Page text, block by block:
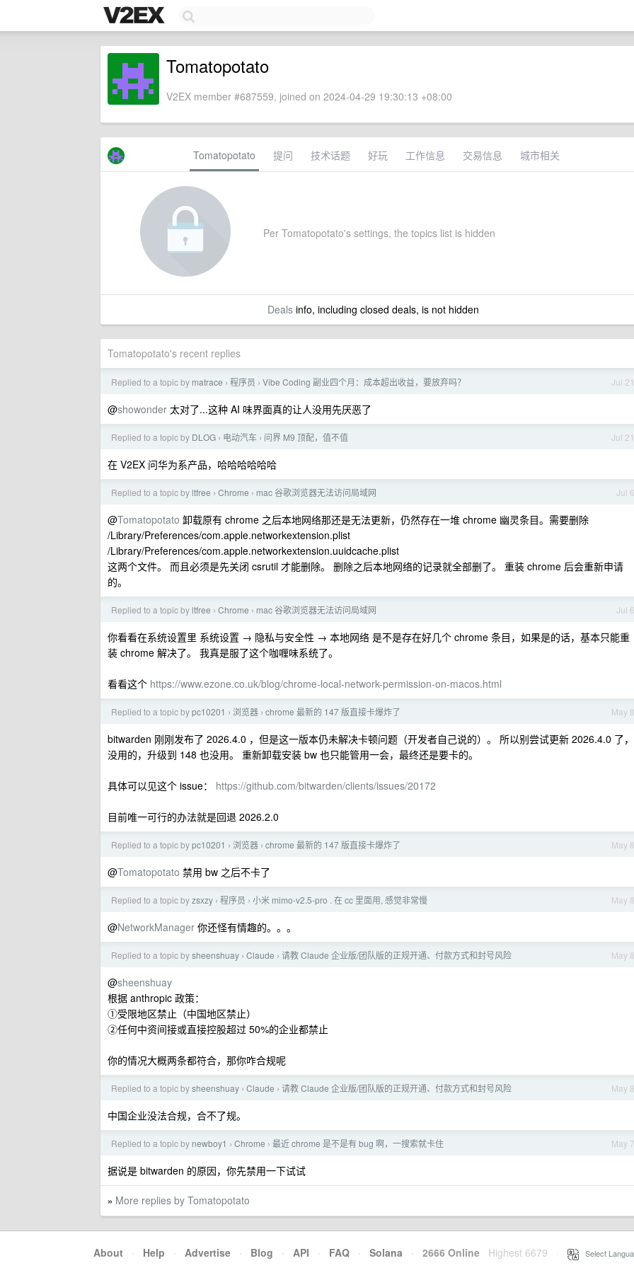
Tomatopotato
V2EX member #687559, joined on 2024-04-29 19:30:13 +08:00
Tomatopotato 提问 技术话题 好玩 工作信息 交易信息 城市相关
Per Tomatopotato's settings, the topics list is hidden
Dealsinfo, including closed deals, is not hidden
Tomatopotato's recent replies
Jul 21
Replied to a topic by matrace › 程序员 › Vibe Coding 副业四个月：成本超出收益，要放弃吗？
@showonder 太对了...这种 AI 味界面真的让人没用先厌恶了
Jul 21
Replied to a topic by DLOG › 电动汽车 › 问界 M9 顶配，值不值
在 V2EX 问华为系产品，哈哈哈哈哈哈
Jul 6
Replied to a topic by ltfree › Chrome › mac 谷歌浏览器无法访问局域网
@Tomatopotato 卸载原有 chrome 之后本地网络那还是无法更新，仍然存在一堆 chrome 幽灵条目。需要删除
/Library/Preferences/com.apple.networkextension.plist
/Library/Preferences/com.apple.networkextension.uuidcache.plist
这两个文件。 而且必须是先关闭 csrutil 才能删除。 删除之后本地网络的记录就全部删了。 重装 chrome 后会重新申请
的。
Jul 6
Replied to a topic by ltfree › Chrome › mac 谷歌浏览器无法访问局域网
你看看在系统设置里 系统设置 → 隐私与安全性 → 本地网络 是不是存在好几个 chrome 条目，如果是的话，基本只能重
装 chrome 解决了。 我真是服了这个咖喱味系统了。
看看这个 https://www.ezone.co.uk/blog/chrome-local-network-permission-on-macos.html
May 8
Replied to a topic bypc10201 › 浏览器 › chrome 最新的 147 版直接卡爆炸了
bitwarden 刚刚发布了 2026.4.0 ，但是这一版本仍未解决卡顿问题（开发者自己说的）。 所以别尝试更新 2026.4.0 了，
没用的，升级到 148 也没用。 重新卸载安装 bw 也只能管用一会，最终还是要卡的。
具体可以见这个 issue： https://github.com/bitwarden/clients/issues/20172
目前唯一可行的办法就是回退 2026.2.0
May 8
Replied to a topic bypc10201 › 浏览器 › chrome 最新的 147 版直接卡爆炸了
@Tomatopotato 禁用 bw 之后不卡了
May 8
Replied to a topic byzsxzy › 程序员 › 小米 mimo-v2.5-pro . 在 cc 里面用, 感觉非常慢
@NetworkManager 你还怪有情趣的。。。
May 8
Replied to a topic bysheenshuay › Claude › 请教 Claude 企业版/团队版的正规开通、付款方式和封号风险
@sheenshuay
根据 anthropic 政策：
①受限地区禁止（中国地区禁止）
②任何中资间接或直接控股超过 50%的企业都禁止
你的情况大概两条都符合，那你咋合规呢
May 8
Replied to a topic bysheenshuay › Claude › 请教 Claude 企业版/团队版的正规开通、付款方式和封号风险
中国企业没法合规，合不了规。
May 7
Replied to a topic by newboy1 › Chrome › 最近 chrome 是不是有 bug 啊，一搜索就卡住
据说是 bitwarden 的原因，你先禁用一下试试
» More replies by Tomatopotato
About · Help · Advertise · Blog · API · FAQ · Solana · 2666 Online Highest 6679 Select